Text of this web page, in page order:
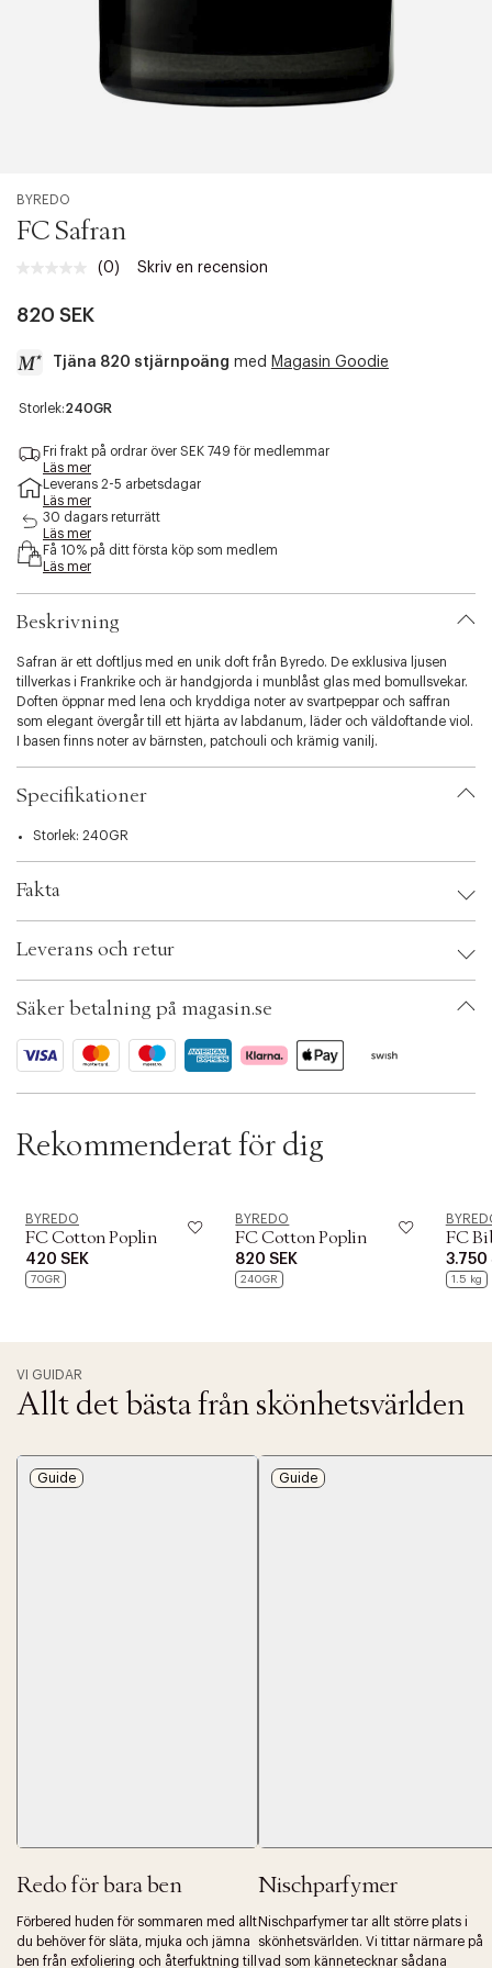
BYREDO
FC Safran
Inget
sida.
(0) Skriv en recension
820 SEK
Tjäna 820 stjärnpoäng med Magasin Goodie
a
c
s
b
i
t
.
v
a
r
i
a
t
i
.
s
l
e
t
i
n
Storlek:240GR
Fri frakt på ordrar över SEK 749 för medlemmar
Läs mer
Leverans 2-5 arbetsdagar
Läs mer
30 dagars returrätt
Läs mer
Få 10% på ditt första köp som medlem
Läs mer
Beskrivning
Safran är ett doftljus med en unik doft från Byredo. De exklusiva ljusen
tillverkas i Frankrike och är handgjorda i munblåst glas med bomullsvekar.
Doften öppnar med lena och kryddiga noter av svartpeppar och saffran
som elegant övergår till ett hjärta av labdanum, läder och väldoftande viol.
I basen finns noter av bärnsten, patchouli och krämig vanilj.
Specifikationer
Storlek: 240GR
Fakta
EAN: 7340032880052
ID: AFHZ98-0008
Leverans och retur
Säker betalning på magasin.se
Rekommenderat för dig
BYREDO
FC Cotton Poplin
420 SEK
70GR
BYREDO
FC Cotton Poplin
820 SEK
240GR
FC
3.750
1.5 kg
VI GUIDAR
Allt det bästa från skönhetsvärlden
Guide
Redo för bara ben
Förbered huden för sommaren med allt
du behöver för släta, mjuka och jämna
ben från exfoliering och återfuktning till
Guide
Nischparfymer
Nischparfymer tar allt större plats i
skönhetsvärlden. Vi tittar närmare på
vad som kännetecknar sådana